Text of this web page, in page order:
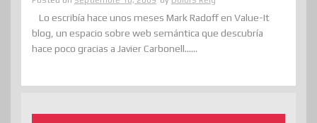
Lo escribía hace unos meses Mark Radoff en Value-It
blog, un espacio sobre web semántica que descubría
hace poco gracias a Javier Carbonell......